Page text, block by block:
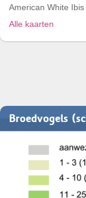
American White Ibis
Alle kaarten
Broedvogels